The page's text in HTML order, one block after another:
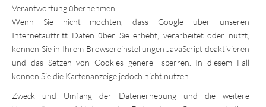
Verantwortung übernehmen.
Wenn Sie nicht möchten, dass Google über unseren
Internetauftritt Daten über Sie erhebt, verarbeitet oder nutzt,
können Sie in Ihrem Browsereinstellungen JavaScript deaktivieren
und das Setzen von Cookies generell sperren. In diesem Fall
können Sie die Kartenanzeige jedoch nicht nutzen.
Zweck und Umfang der Datenerhebung und die weitere